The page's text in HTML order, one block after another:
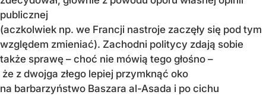
publicznej
(aczkolwiek np. we Francji nastroje zaczęły się pod tym
względem zmieniać). Zachodni politycy zdają sobie
także sprawę – choć nie mówią tego głośno –
że z dwojga złego lepiej przymknąć oko
na barbarzyństwo Baszara al-Asada i po cichu